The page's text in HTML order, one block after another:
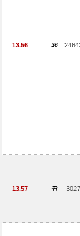
13.56
13.57 3027